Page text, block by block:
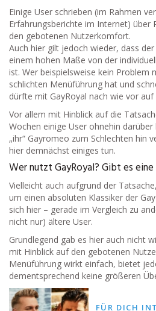
Einige User schrieben (im Rahmen
Erfahrungsberichte im Internet) über
den gebotenen Nutzerkomfort.
Auch hier gilt jedoch wieder, dass
einem hohen Maße von der
ist. Wer beispielsweise kein Problem
schlichten Menüführung hat und
dürfte mit GayRoyal nach wie vor
Vor allem mit Hinblick auf die
Wochen einige User ohnehin
„ihr“ Gayromeo zum Schlechten hin
hier demnächst einiges tun.
Wer nutzt GayRoyal? Gibt es
Vielleicht auch aufgrund der
um einen absoluten Klassiker der
sich hier – gerade im Vergleich zu
nicht nur) ältere User.
Grundlegend gab es hier auch nicht
mit Hinblick auf den gebotenen
Menüführung wirkt einfach, bietet
dementsprechend keine größeren
FÜR DICH